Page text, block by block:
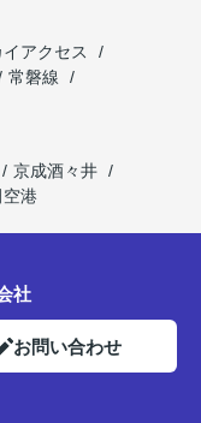
アクセス
常磐線
京成酒々井
空港
社
お問い合わせ